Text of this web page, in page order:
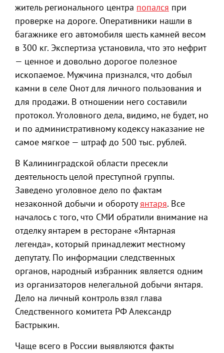
житель регионального центра попался при
проверке на дороге. Оперативники нашли в
багажнике его автомобиля шесть камней весом
в 300 кг. Экспертиза установила, что это нефрит
— ценное и довольно дорогое полезное
ископаемое. Мужчина признался, что добыл
камни в селе Онот для личного пользования и
для продажи. В отношении него составили
протокол. Уголовного дела, видимо, не будет, но
и по административному кодексу наказание не
самое мягкое — штраф до 500 тыс. рублей.
В Калининградской области пресекли
деятельность целой преступной группы.
Заведено уголовное дело по фактам
незаконной добычи и обороту янтаря. Все
началось с того, что СМИ обратили внимание на
отделку янтарем в ресторане «Янтарная
легенда», который принадлежит местному
депутату. По информации следственных
органов, народный избранник является одним
из организаторов нелегальной добычи янтаря.
Дело на личный контроль взял глава
Следственного комитета РФ Александр
Бастрыкин.
Чаще всего в России выявляются факты